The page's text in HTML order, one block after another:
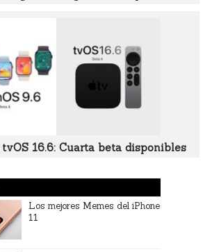
16.6: Cuarta beta disponibles
Los mejores Memes del iPhone
11